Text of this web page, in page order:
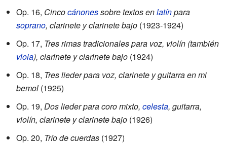
Op. 16, Cincocánonessobre textos enlatínpara
soprano, clarinete y clarinete bajo (1923-1924)
Op. 17, Tres rimas tradicionales para voz, violín (también
viola), clarinete y clarinete bajo (1924)
Op. 18, Tres lieder para voz, clarinete y guitarra en mi
bemol (1925)
Op. 19, Dos lieder para coro mixto, celesta, guitarra,
violín, clarinete y clarinete bajo (1926)
Op. 20, Trío de cuerdas (1927)